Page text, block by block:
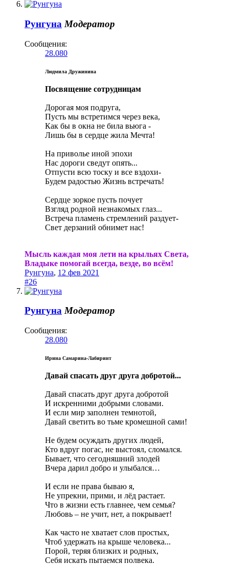
Рунгуна Модератор
Сообщения:
28.080
Людмила Дружинина
Посвящение сотрудницам
Дорогая моя подруга,
Пусть мы встретимся через века,
Как бы в окна не била вьюга -
Лишь бы в сердце жила Мечта!
На приволье иной эпохи
Нас дороги сведут опять...
Отпусти всю тоску и все вздохи-
Будем радостью Жизнь встречать!
Сердце зоркое пусть почует
Взгляд родной незнакомых глаз...
Встреча пламень стремлений раздует-
Свет дерзаний обнимет нас!
Мысль каждая моя лети на крыльях Света,
Владыке помогай всегда, везде, во всём!
Рунгуна, 12 фев 2021
#26
Рунгуна Модератор
Сообщения:
28.080
Ирина Самарина-Лабиринт
Давай спасать друг друга добротой...
Давай спасать друг друга добротой
И искренними добрыми словами.
И если мир заполнен темнотой,
Давай светить во тьме кромешной сами!
Не будем осуждать других людей,
Кто вдруг погас, не выстоял, сломался.
Бывает, что сегодняшний злодей
Вчера дарил добро и улыбался…
И если не права бываю я,
Не упрекни, прими, и лёд растает.
Что в жизни есть главнее, чем семья?
Любовь – не учит, нет, а покрывает!
Как часто не хватает слов простых,
Чтоб удержать на крыше человека...
Порой, теряя близких и родных,
Себя искать пытаемся полвека.